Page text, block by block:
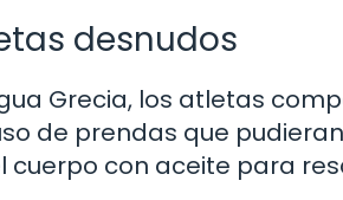
desnudos
Grecia, los atletas
de prendas que
cuerpo con aceite para